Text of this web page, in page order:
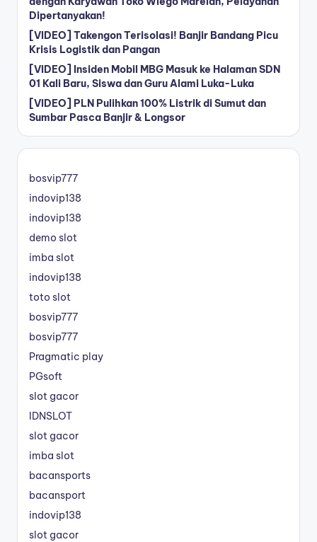
Dipertanyakan!
[VIDEO] Takengon Terisolasi! Banjir Bandang Picu
Krisis Logistik dan Pangan
[VIDEO] Insiden Mobil MBG Masuk ke Halaman SDN
01 Kali Baru, Siswa dan Guru Alami Luka-Luka
[VIDEO] PLN Pulihkan 100% Listrik di Sumut dan
Sumbar Pasca Banjir & Longsor
bosvip777
indovip138
indovip138
demo slot
imba slot
indovip138
toto slot
bosvip777
bosvip777
Pragmatic play
PGsoft
slot gacor
IDNSLOT
slot gacor
imba slot
bacansports
bacansport
indovip138
slot gacor